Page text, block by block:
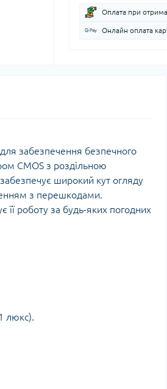
Оплата при
Онлайн оплата
забезпечення безпечного
CMOS з роздільною
широкий кут огляду
з перешкодами.
її роботу за будь-яких погодних
люкс).